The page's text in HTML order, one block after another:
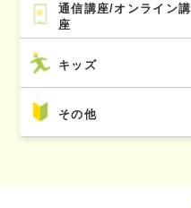
通信講座/オンライン講
座
キッズ
その他